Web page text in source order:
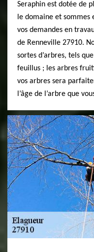
Seraphin est dotée de
le domaine et
vos demandes en
de Renneville 27910.
sortes d’arbres, tels
feuillus ; les arbres
vos arbres sera
l’âge de l’arbre que